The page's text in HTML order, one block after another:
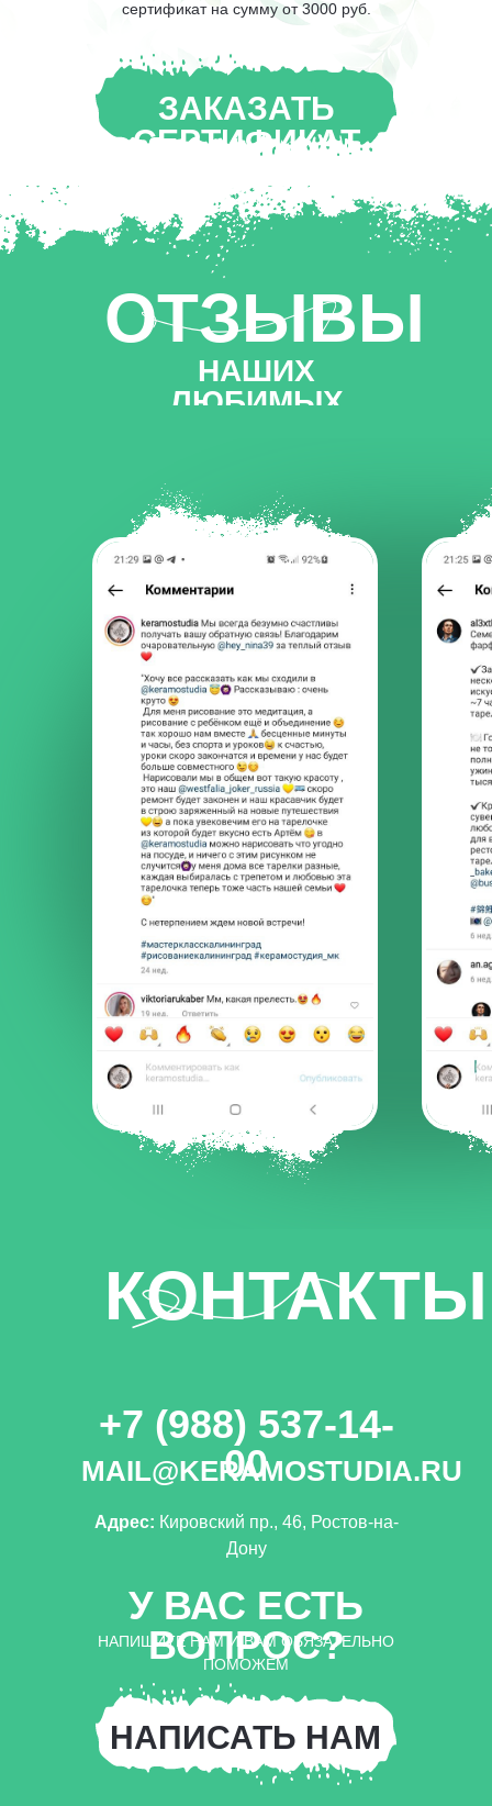
ЗАКАЗАТЬ
СЕРТИФИКАТ
сертификат на сумму от 3000 руб.
НАШИХ
ЛЮБИМЫХ
ОТЗЫВЫ
КОНТАКТЫ
НАПИСАТЬ НАМ
+7 (988) 537-14-
00
Адрес: Кировский пр., 46, Ростов-на-
Дону
У ВАС ЕСТЬ
ВОПРОС?
MAIL@KERAMOSTUDIA.RU
НАПИШИТЕ НАМ И ВАМ ОБЯЗАТЕЛЬНО
ПОМОЖЕМ